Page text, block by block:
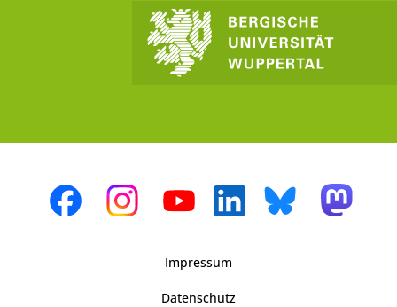
Impressum
Datenschutz